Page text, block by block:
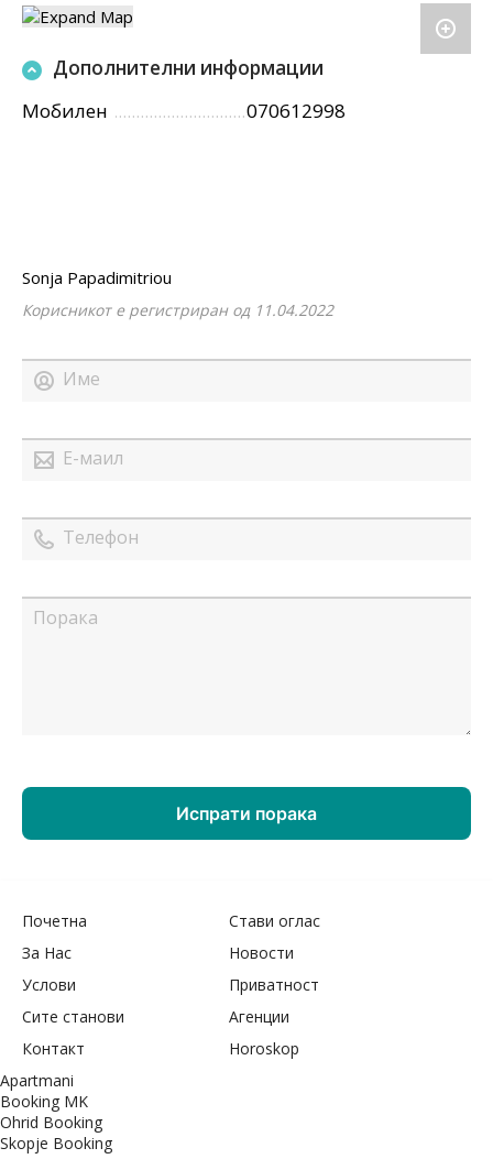
Дополнителни информации
Мобилен
070612998
Sonja Papadimitriou
Корисникот е регистриран од 11.04.2022
Почетна
Стави оглас
За Нас
Новости
Услови
Приватност
Сите станови
Агенции
Контакт
Horoskop
Apartmani
Booking MK
Ohrid Booking
Skopje Booking